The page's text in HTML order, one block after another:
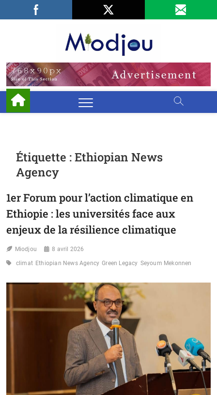
Facebook
LinkedIn
Étiquette :Ethiopian News
Agency
1er Forum pour l’action climatique en
Ethiopie : les universités face aux
enjeux de la résilience climatique
Miodjou 8 avril 2026
climat Ethiopian News Agency Green Legacy Seyoum Mekonnen